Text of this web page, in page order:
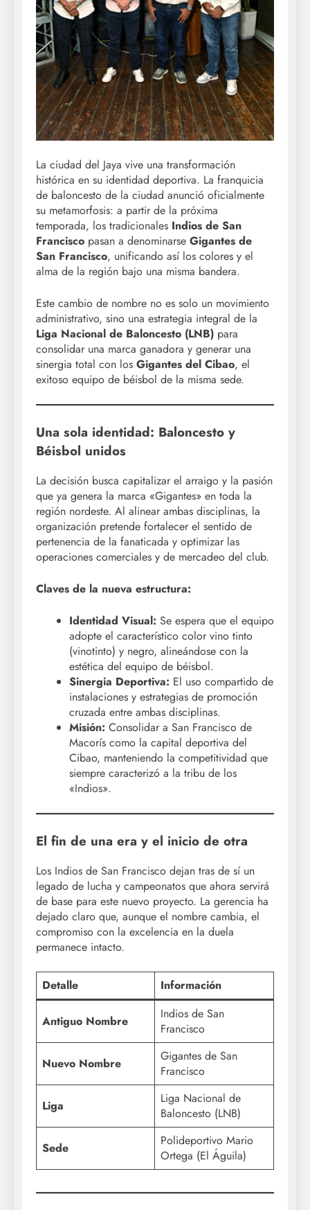
La ciudad del Jaya vive una transformación
histórica en su identidad deportiva. La franquicia
de baloncesto de la ciudad anunció oficialmente
su metamorfosis: a partir de la próxima
temporada, los tradicionales Indios de San
Francisco pasan a denominarse Gigantes de
San Francisco, unificando así los colores y el
alma de la región bajo una misma bandera.
Este cambio de nombre no es solo un movimiento
administrativo, sino una estrategia integral de la
Liga Nacional de Baloncesto (LNB) para
consolidar una marca ganadora y generar una
sinergia total con los Gigantes del Cibao, el
exitoso equipo de béisbol de la misma sede.
Una sola identidad: Baloncesto y
Béisbol unidos
La decisión busca capitalizar el arraigo y la pasión
que ya genera la marca «Gigantes» en toda la
región nordeste. Al alinear ambas disciplinas, la
organización pretende fortalecer el sentido de
pertenencia de la fanaticada y optimizar las
operaciones comerciales y de mercadeo del club.
Claves de la nueva estructura:
Identidad Visual: Se espera que el equipo
adopte el característico color vino tinto
(vinotinto) y negro, alineándose con la
estética del equipo de béisbol.
Sinergia Deportiva: El uso compartido de
instalaciones y estrategias de promoción
cruzada entre ambas disciplinas.
Misión: Consolidar a San Francisco de
Macorís como la capital deportiva del
Cibao, manteniendo la competitividad que
siempre caracterizó a la tribu de los
«Indios».
El fin de una era y el inicio de otra
Los Indios de San Francisco dejan tras de sí un
legado de lucha y campeonatos que ahora servirá
de base para este nuevo proyecto. La gerencia ha
dejado claro que, aunque el nombre cambia, el
compromiso con la excelencia en la duela
permanece intacto.
Detalle Información
Antiguo Nombre
Indios de San
Francisco
Nuevo Nombre
Gigantes de San
Francisco
Liga
Liga Nacional de
Baloncesto (LNB)
Sede
Polideportivo Mario
Ortega (El Águila)